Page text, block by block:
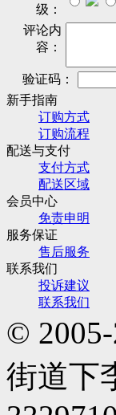
级：
评论内
容：
验证码：
新手指南
订购方式
订购流程
配送与支付
支付方式
配送区域
会员中心
免责申明
服务保证
售后服务
联系我们
投诉建议
联系我们
©
街道下